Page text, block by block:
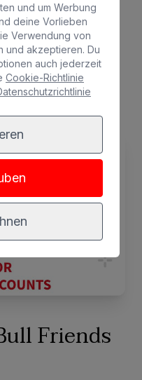
mit
Friends
und um Werbung
deine Vorlieben
Verwendung von
und akzeptieren. Du
auch jederzeit
Cookie-Richtlinie